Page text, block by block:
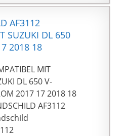
besserer
und
von
und Helm
ABE in
der
somit ist
TÜV-
AF3112
SUZUKI DL 650
2018 18
MIT
DL 650 V-
2017 17 2018 18
AF3112